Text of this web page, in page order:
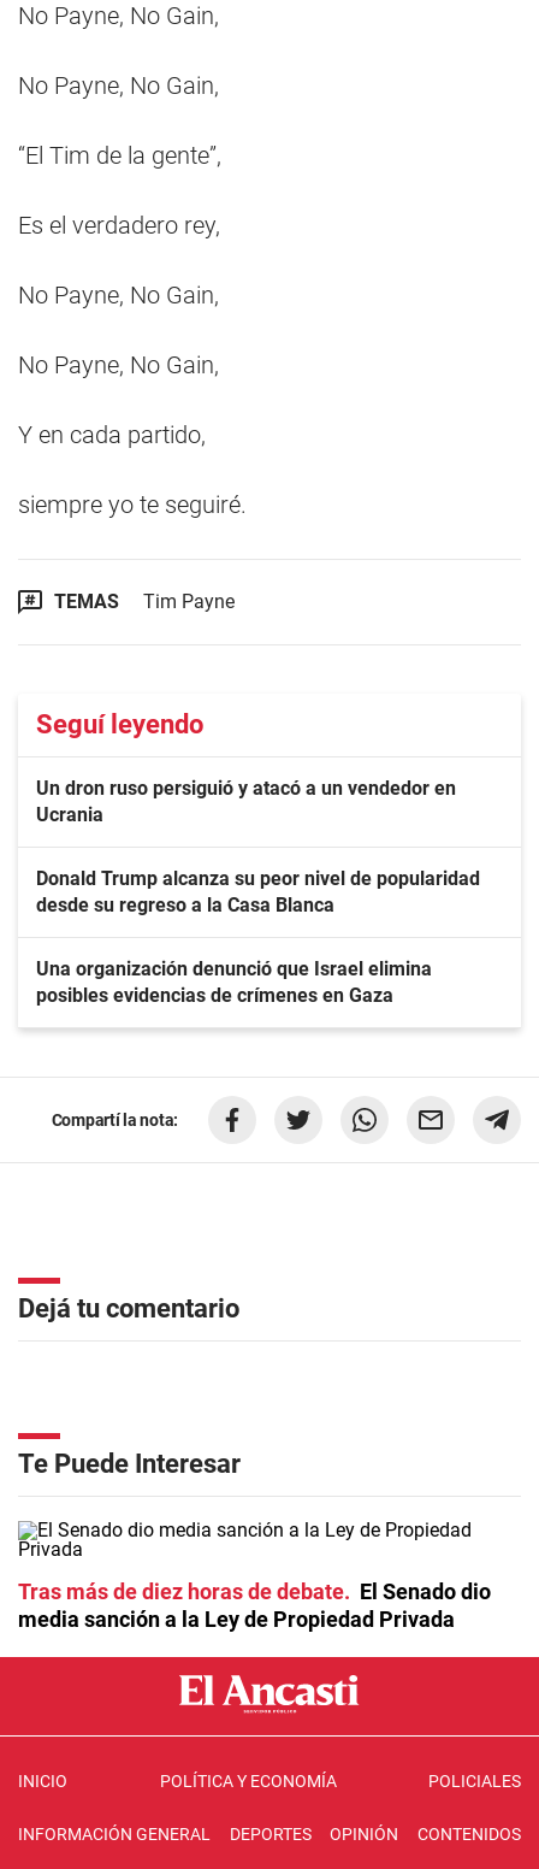
No Payne, No Gain,
No Payne, No Gain,
“El Tim de la gente”,
Es el verdadero rey,
No Payne, No Gain,
No Payne, No Gain,
Y en cada partido,
siempre yo te seguiré.
TEMAS Tim Payne
Seguí leyendo
Un dron ruso persiguió y atacó a un vendedor en
Ucrania
Donald Trump alcanza su peor nivel de popularidad
desde su regreso a la Casa Blanca
Una organización denunció que Israel elimina
posibles evidencias de crímenes en Gaza
Compartí la nota:
Dejá tu comentario
Te Puede Interesar
Tras más de diez horas de debate
El Senado dio
media sanción a la Ley de Propiedad Privada
INICIO POLÍTICA Y ECONOMÍA POLICIALES
INFORMACIÓN GENERAL DEPORTES OPINIÓN CONTENIDOS